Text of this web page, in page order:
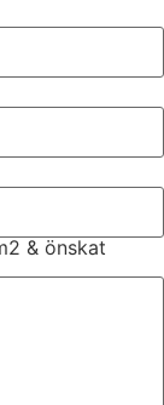
& önskat